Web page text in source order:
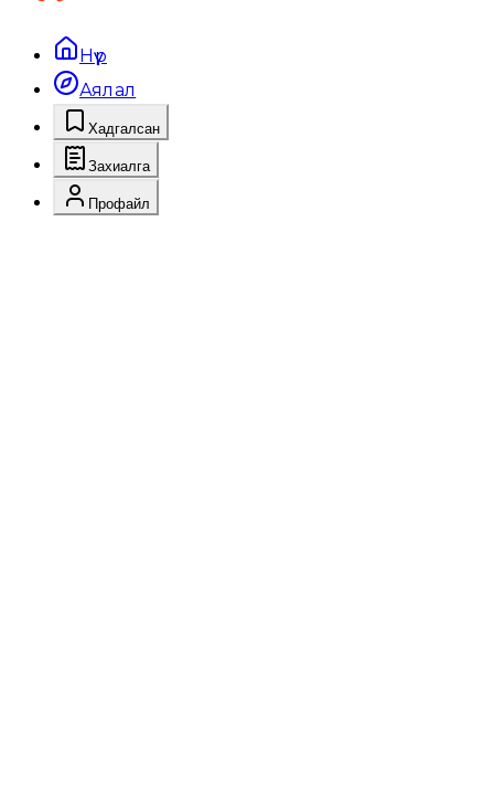
Нүүр
Аялал
Хадгалсан
Захиалга
Профайл